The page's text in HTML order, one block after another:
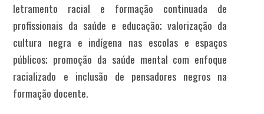
letramento racial e formação continuada de
profissionais da saúde e educação; valorização da
cultura negra e indígena nas escolas e espaços
públicos; promoção da saúde mental com enfoque
racializado e inclusão de pensadores negros na
formação docente.